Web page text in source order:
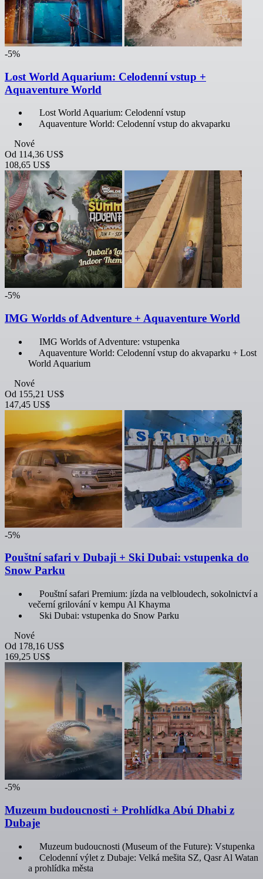
-5%
Lost World Aquarium: Celodenní vstup +
Aquaventure World
Lost World Aquarium: Celodenní vstup
Aquaventure World: Celodenní vstup do akvaparku
Nové
Od 114,36 US$
108,65 US$
-5%
IMG Worlds of Adventure + Aquaventure World
IMG Worlds of Adventure: vstupenka
Aquaventure World: Celodenní vstup do akvaparku + Lost
World Aquarium
Nové
Od 155,21 US$
147,45 US$
-5%
Pouštní safari v Dubaji + Ski Dubai: vstupenka do
Snow Parku
Pouštní safari Premium: jízda na velbloudech, sokolnictví a
večerní grilování v kempu Al Khayma
Ski Dubai: vstupenka do Snow Parku
Nové
Od 178,16 US$
169,25 US$
-5%
Muzeum budoucnosti + Prohlídka Abú Dhabi z
Dubaje
Muzeum budoucnosti (Museum of the Future): Vstupenka
Celodenní výlet z Dubaje: Velká mešita SZ, Qasr Al Watan
a prohlídka města